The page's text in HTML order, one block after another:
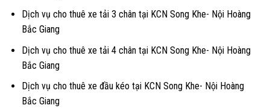
Dịch vụ cho thuê xe tải 3 chân tại KCN Song Khe- Nội Hoàng
Bắc Giang
Dịch vụ cho thuê xe tải 4 chân tại KCN Song Khe- Nội Hoàng
Bắc Giang
Dịch vụ cho thuê xe đầu kéo tại KCN Song Khe- Nội Hoàng
Bắc Giang